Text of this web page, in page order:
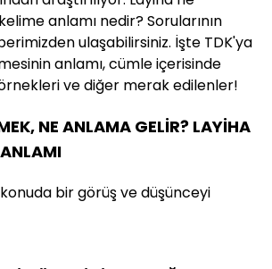
anlamı nedir? Sorularının
ulaşabilirsiniz. İşte TDK'ya
anlamı, cümle içerisinde
ve diğer merak edilenler!
NE ANLAMA GELİR? LAYİHA
bir görüş ve düşünceyi